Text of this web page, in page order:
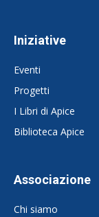
Iniziative
Eventi
Progetti
I Libri di Apice
Biblioteca Apice
Associazione
Chi siamo